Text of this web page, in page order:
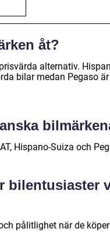
åt?
alternativ.
bilar medan Pegaso
Hispano-Suiza och
bilentusiaster
pålitlighet när de